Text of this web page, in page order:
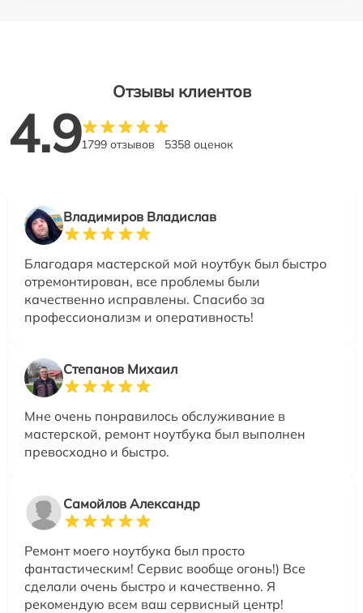
Отзывы клиентов
4.91799 отзывов 5358 оценок
Владимиров Владислав
Благодаря мастерской мой ноутбук был быстро
отремонтирован, все проблемы были
качественно исправлены. Спасибо за
профессионализм и оперативность!
Степанов Михаил
Мне очень понравилось обслуживание в
мастерской, ремонт ноутбука был выполнен
превосходно и быстро.
Самойлов Александр
Ремонт моего ноутбука был просто
фантастическим! Сервис вообще огонь!) Все
сделали очень быстро и качественно. Я
рекомендую всем ваш сервисный центр!